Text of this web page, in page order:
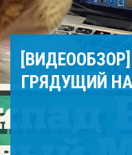
[ВИДЕООБЗОР]
ГРЯДУЩИЙ